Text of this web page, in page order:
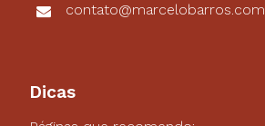
contato@marcelobarros.com
Dicas